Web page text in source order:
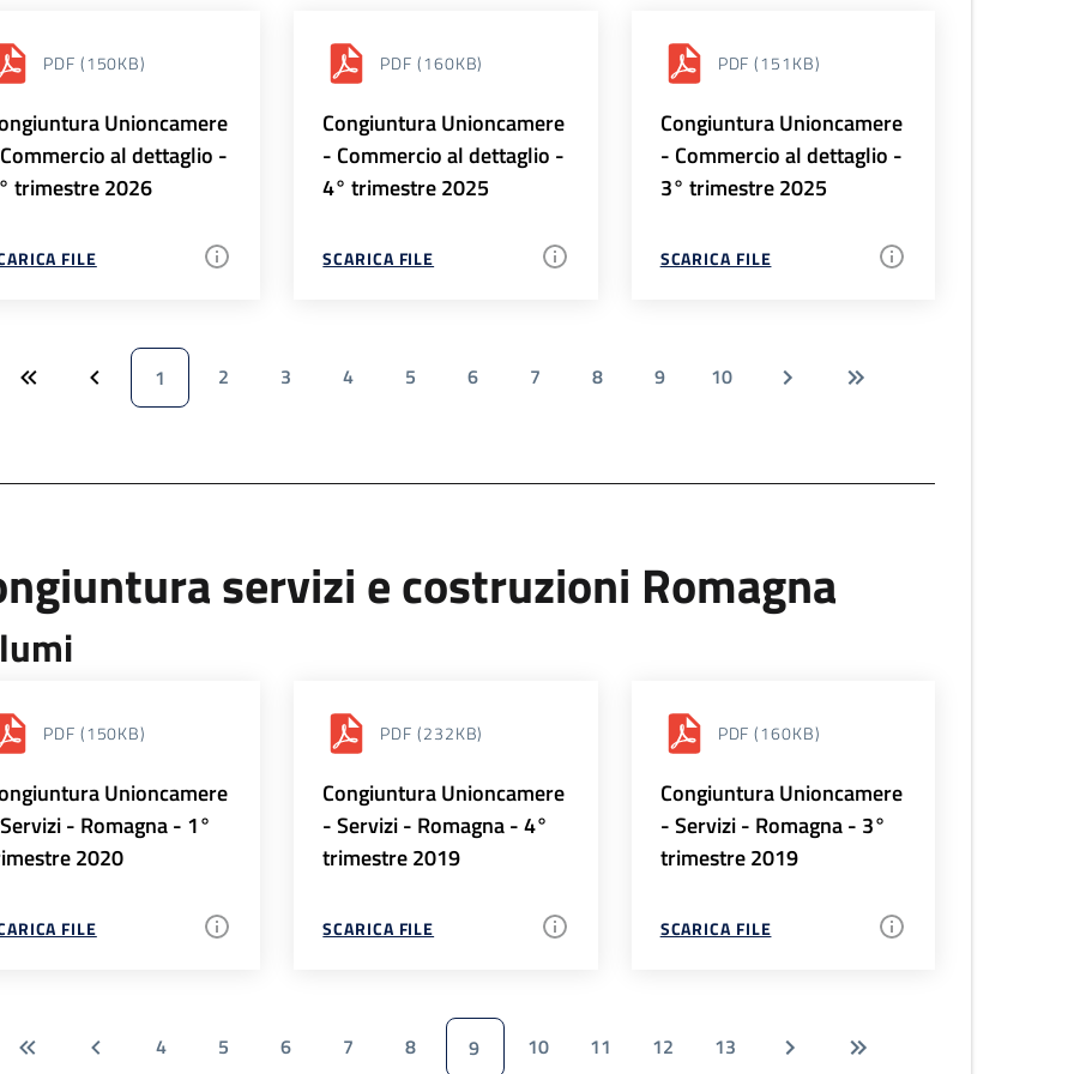
PDF (150KB)
Unioncamere
al dettaglio -
trimestre 2026
FILE
PDF (160KB)
Congiuntura Unioncamere
- Commercio al dettaglio -
4° trimestre 2025
SCARICA FILE
PDF (151KB)
Congiuntura Unioncamere
- Commercio al dettaglio -
3° trimestre 2025
SCARICA FILE
1 2 3 4 5 6 7 8 9 10
servizi e costruzioni Romagna
PDF (150KB)
Unioncamere
- Romagna - 1°
2020
FILE
PDF (232KB)
Congiuntura Unioncamere
- Servizi - Romagna - 4°
trimestre 2019
SCARICA FILE
PDF (160KB)
Congiuntura Unioncamere
- Servizi - Romagna - 3°
trimestre 2019
SCARICA FILE
4 5 6 7 8 9 10 11 12 13